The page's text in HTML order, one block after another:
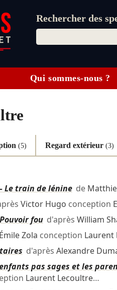
Rechercher des
Qui sommes-nous ?
(5) Regard extérieur(3)
Le train de léninede
Victor Hugo conception
foud'après William
Émile Zola conception Laurent
d'après Alexandre
pas sages et les
Laurent Lecoultre…